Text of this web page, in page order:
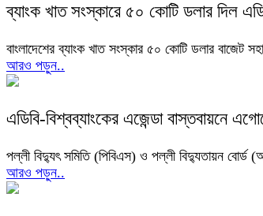
ব্যাংক খাত সংস্কারে ৫০ কোটি ডলার দিল
বাংলাদেশের ব্যাংক খাত সংস্কার ৫০ কোটি ডলার
আরও পড়ুন..
এডিবি-বিশ্বব্যাংকের এজেন্ডা বাস্তবায়নে
পল্লী বিদ্যুৎ সমিতি (পিবিএস) ও পল্লী বিদ্যুতায়ন বোর্ড
আরও পড়ুন..